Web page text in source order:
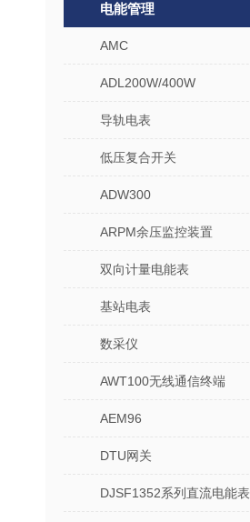
电能管理
AMC
ADL200W/400W
导轨电表
低压复合开关
ADW300
ARPM余压监控装置
双向计量电能表
基站电表
数采仪
AWT100无线通信终端
AEM96
DTU网关
DJSF1352系列直流电能表